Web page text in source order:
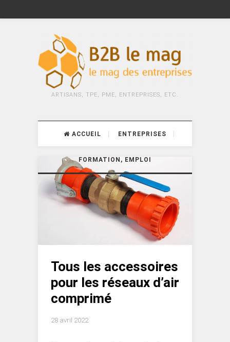
ARTISANS, TPE, PME, ENTREPRISES, ETC.
ACCUEIL ENTREPRISES
FORMATION, EMPLOI
Tous les accessoires
pour les réseaux d’air
comprimé
28 avril 2022